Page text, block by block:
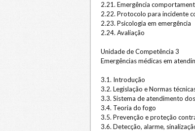
2.21. Emergência
2.22. Protocolo para incidente
2.23. Psicologia em emergência
2.24. Avaliação
Unidade de Competência 3
Emergências médicas em
3.1. Introdução
3.2. Legislação e Normas
3.3. Sistema de atendimento
3.4. Teoria do fogo
3.5. Prevenção e proteção
3.6. Detecção, alarme,